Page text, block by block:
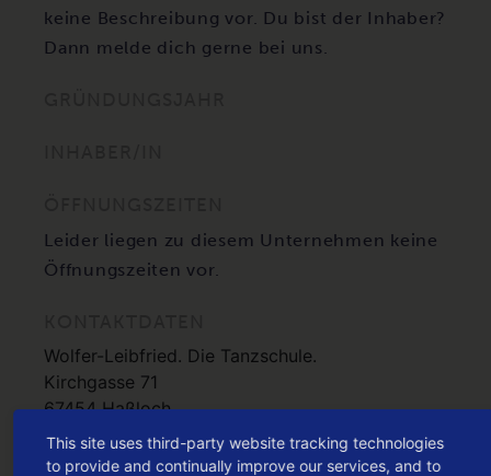
keine Beschreibung vor. Du bist der Inhaber?
Dann melde dich gerne bei uns.
Leider liegen zu diesem Unternehmen keine
Öffnungszeiten vor.
Wolfer-Leibfried. Die Tanzschule.
Kirchgasse 71
67454 Haßloch
HIER KANNST DU DEN DEIN HASSLOCH G
This site uses third-party website tracking technologies
to provide and continually improve our services, and to